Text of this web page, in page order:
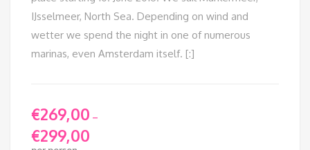
IJsselmeer, North Sea. Depending on wind and
wetter we spend the night in one of numerous
marinas, even Amsterdam itself. [:]
€269,00 –
€299,00